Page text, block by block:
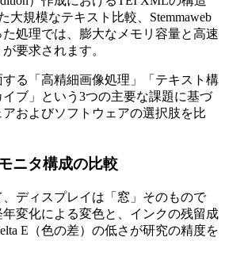
大規模なテキスト比較、Stemmaweb
処理では、膨大なメモリ容量と高速
要求されます。
る「高精細画像処理」「テキスト構
ブ」という3つの主要な課題に基づ
およびソフトウェアの選択肢を比
ニタ構成の比較
ディスプレイは「窓」そのもので
変化による変色と、インクの残留成
E（色の差）の低さが研究の精度を